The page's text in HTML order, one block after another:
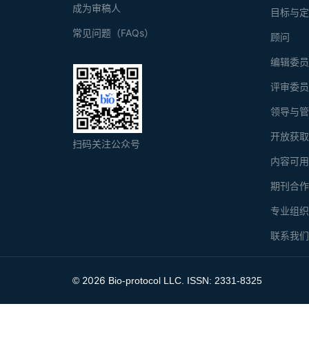
目标与
顾问
编辑委
评审委
领导与
开放获
内容可
期刊合
专业组
联系我们
成为审稿人
常见问题（FAQs）
扫码关注公众号
© 2026 Bio-protocol LLC. ISSN: 2331-8325